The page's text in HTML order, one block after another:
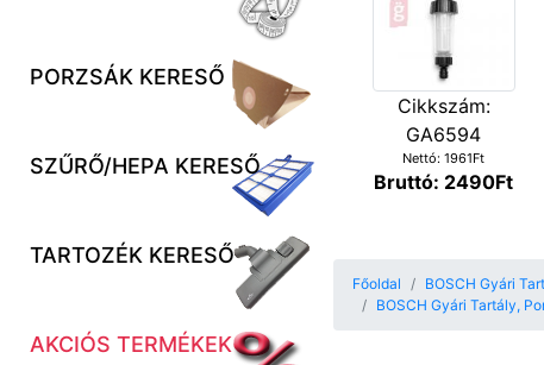
PORZSÁK KERESŐ
SZŰRŐ/HEPA KERESŐ
TARTOZÉK KERESŐ
AKCIÓS TERMÉKEK
Cikkszám:
GA6594
Nettó: 1961Ft
Bruttó: 2490Ft
Főoldal BOSCH Gyári
BOSCH Gyári Tartály,